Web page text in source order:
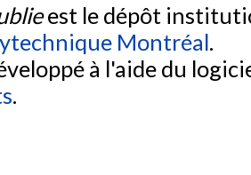
est le dépôt
Montréal.
à l'aide du
.